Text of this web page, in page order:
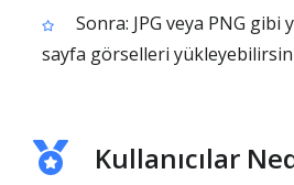
Sonra: JPG veya PNG gibi
sayfa görselleri
Kullanıcılar